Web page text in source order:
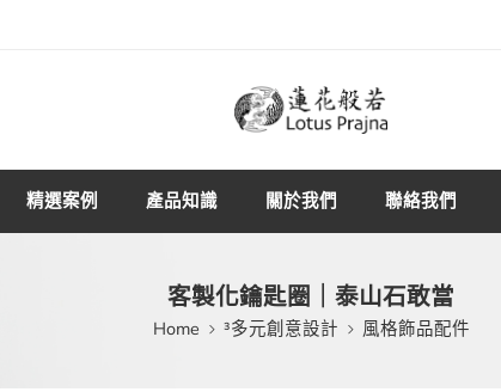
精選案例 產品知識 關於我們 聯絡我們
客製化鑰匙圈｜泰山石敢當
Home ³多元創意設計 風格飾品配件